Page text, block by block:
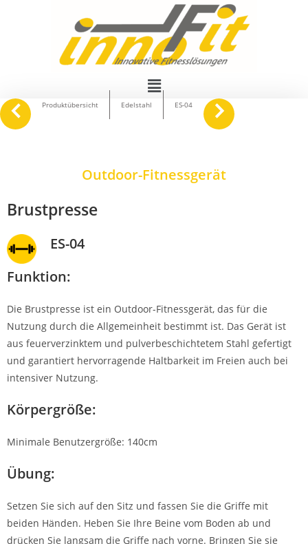
navigate_before Produktübersicht Edelstahl ES-04 keyboard_arrow_right
Outdoor-Fitnessgerät
Brustpresse
ES-04
Funktion:
Die Brustpresse ist ein Outdoor-Fitnessgerät, das für die
Nutzung durch die Allgemeinheit bestimmt ist. Das Gerät ist
aus feuerverzinktem und pulverbeschichtetem Stahl gefertigt
und garantiert hervorragende Haltbarkeit im Freien auch bei
intensiver Nutzung.
Körpergröße:
Minimale Benutzergröße: 140cm
Übung:
Setzen Sie sich auf den Sitz und fassen Sie die Griffe mit
beiden Händen. Heben Sie Ihre Beine vom Boden ab und
drücken Sie langsam die Griffe nach vorne. Bringen Sie sie